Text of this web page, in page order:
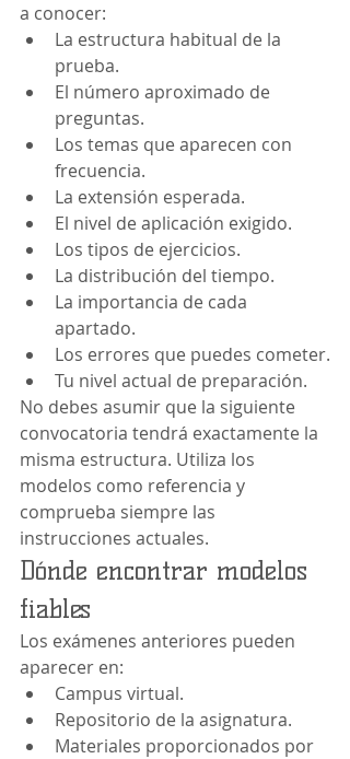
a conocer:
La estructura habitual de la
prueba.
El número aproximado de
preguntas.
Los temas que aparecen con
frecuencia.
La extensión esperada.
El nivel de aplicación exigido.
Los tipos de ejercicios.
La distribución del tiempo.
La importancia de cada
apartado.
Los errores que puedes cometer.
Tu nivel actual de preparación.
No debes asumir que la siguiente
convocatoria tendrá exactamente la
misma estructura. Utiliza los
modelos como referencia y
comprueba siempre las
instrucciones actuales.
Dónde encontrar modelos
fiables
Los exámenes anteriores pueden
aparecer en:
Campus virtual.
Repositorio de la asignatura.
Materiales proporcionados por